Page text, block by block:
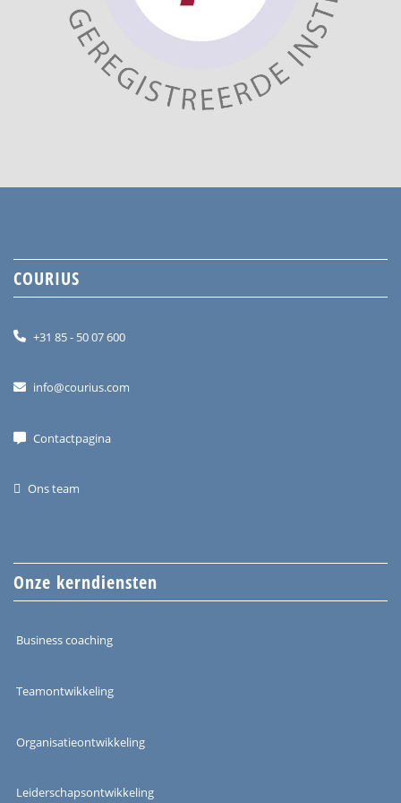
COURIUS
+31 85 - 50 07 600
info@courius.com
Contactpagina
Ons team
Onze kerndiensten
Business coaching
Teamontwikkeling
Organisatieontwikkeling
Leiderschapsontwikkeling